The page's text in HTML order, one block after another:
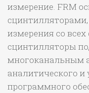
измерение. FRM
измерения со
сцинтилляторы
многоканальным
аналитического
программного